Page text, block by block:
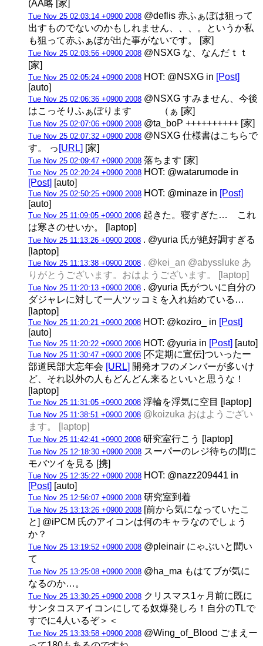
(AA略 [家]
Tue Nov 25 02:03:14 +0900 2008 @deflis 赤ふぁぼは狙って
出すものでないのかもしれません、、、。というか私
も狙って赤ふぁぼが出た事がないです。 [家]
Tue Nov 25 02:03:56 +0900 2008 @NSXG な、なんだｔｔ
[家]
Tue Nov 25 02:05:24 +0900 2008 HOT: @NSXG in [Post]
[auto]
Tue Nov 25 02:06:36 +0900 2008 @NSXG すみません、今後
はこっそりふぁぼります （ぁ [家]
Tue Nov 25 02:07:06 +0900 2008 @ta_boP ++++++++++ [家]
Tue Nov 25 02:07:32 +0900 2008 @NSXG 仕様書はこちらで
す。 っ [URL] [家]
Tue Nov 25 02:09:47 +0900 2008 落ちます [家]
Tue Nov 25 02:20:24 +0900 2008 HOT: @watarumode in
[Post] [auto]
Tue Nov 25 02:50:25 +0900 2008 HOT: @minaze in [Post]
[auto]
Tue Nov 25 11:09:05 +0900 2008 起きた。寝すぎた… これ
は寒さのせいか。 [laptop]
Tue Nov 25 11:13:26 +0900 2008 . @yuria 氏が絶好調すぎる
[laptop]
Tue Nov 25 11:13:38 +0900 2008 . @kei_an @abyssluke あ
りがとうございます。おはようございます。 [laptop]
Tue Nov 25 11:20:13 +0900 2008 . @yuria 氏がついに自分の
ダジャレに対して一人ツッコミを入れ始めている…
[laptop]
Tue Nov 25 11:20:21 +0900 2008 HOT: @koziro_ in [Post]
[auto]
Tue Nov 25 11:20:22 +0900 2008 HOT: @yuria in [Post] [auto]
Tue Nov 25 11:30:47 +0900 2008 [不定期に宣伝]ついったー
部道民部大忘年会 [URL] 開発オフのメンバーが多いけ
ど、それ以外の人もどんどん来るといいと思うな！
[laptop]
Tue Nov 25 11:31:05 +0900 2008 浮輪を浮気に空目 [laptop]
Tue Nov 25 11:38:51 +0900 2008 @koizuka おはようござい
ます。 [laptop]
Tue Nov 25 11:42:41 +0900 2008 研究室行こう [laptop]
Tue Nov 25 12:18:30 +0900 2008 スーパーのレジ待ちの間に
モバツイを見る [携]
Tue Nov 25 12:35:22 +0900 2008 HOT: @nazz209441 in
[Post] [auto]
Tue Nov 25 12:56:07 +0900 2008 研究室到着
Tue Nov 25 13:13:26 +0900 2008 [前から気になっていたこ
と] @iPCM 氏のアイコンは何のキャラなのでしょう
か？
Tue Nov 25 13:19:52 +0900 2008 @pleinair にゃぶいと聞い
て
Tue Nov 25 13:25:08 +0900 2008 @ha_ma もはてブが気に
なるのか…。
Tue Nov 25 13:30:25 +0900 2008 クリスマス1ヶ月前に既に
サンタコスアイコンにしてる奴爆発しろ！自分のTLで
すでに4人いるぞ＞＜
Tue Nov 25 13:33:58 +0900 2008 @Wing_of_Blood ごまえー